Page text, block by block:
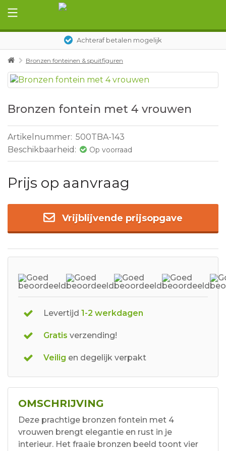
Achteraf betalen mogelijk
Bronzen fonteinen & spuitfiguren
Bronzen fontein met 4 vrouwen
Artikelnummer: 500TBA-143
Beschikbaarheid:
Op voorraad
Prijs op aanvraag
Vrijblijvende prijsopgave
Levertijd 1-2 werkdagen
Gratis verzending!
Veilig en degelijk verpakt
OMSCHRIJVING
Deze prachtige bronzen fontein met 4
vrouwen brengt elegantie en rust in je
interieur. Het fraaie bronzen beeld toont vier